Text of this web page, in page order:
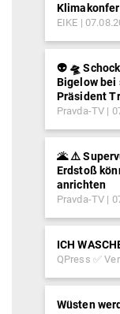
EIKE
👽 🛸
Bigelow
Präsident
Pravda-TV
🌋 ⚠️
Erdstoß
anrichten
Pravda-TV
ICH
QPress ✅
Wüsten